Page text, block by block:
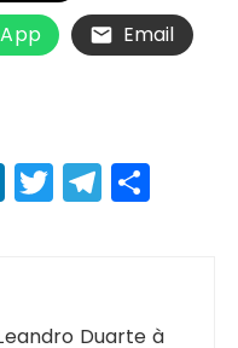
Email
Li
n
dI
T
w
r
T
el
r
Duarte à